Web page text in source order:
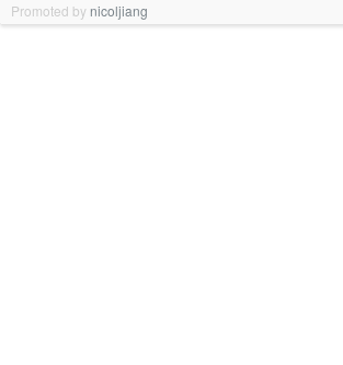
Promoted by nicoljiang